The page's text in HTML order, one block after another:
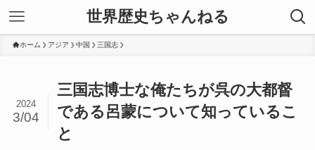
世界歴史ちゃんねる
ホーム アジア 中国 三国志
三国志博士な俺たちが呉の大都督
である呂蒙について知っているこ
と
2024
3/04